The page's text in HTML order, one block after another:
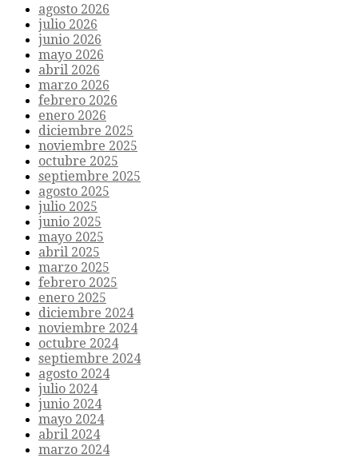
agosto 2026
julio 2026
junio 2026
mayo 2026
abril 2026
marzo 2026
febrero 2026
enero 2026
diciembre 2025
noviembre 2025
octubre 2025
septiembre 2025
agosto 2025
julio 2025
junio 2025
mayo 2025
abril 2025
marzo 2025
febrero 2025
enero 2025
diciembre 2024
noviembre 2024
octubre 2024
septiembre 2024
agosto 2024
julio 2024
junio 2024
mayo 2024
abril 2024
marzo 2024